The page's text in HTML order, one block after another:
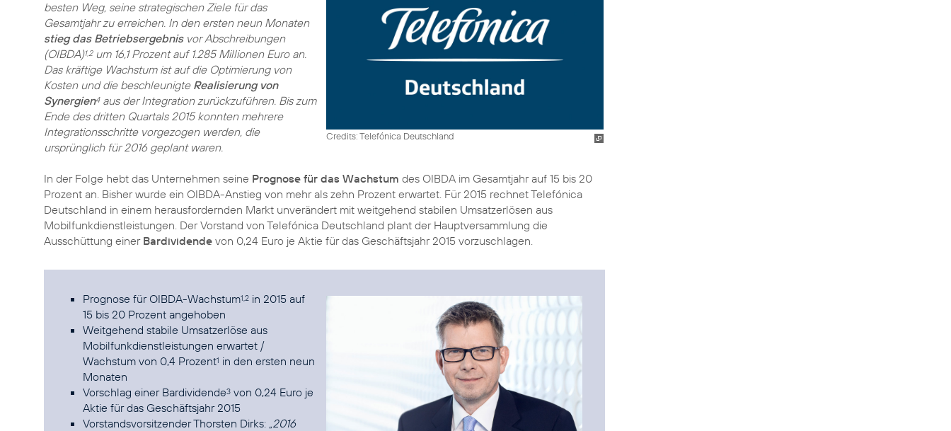
Credits: Telefónica Deutschland
besten Weg, seine strategischen Ziele für das
Gesamtjahr zu erreichen. In den ersten neun Monaten
stieg das Betriebsergebnisvor Abschreibungen
(OIBDA)1,2um 16,1 Prozent auf 1.285 Millionen Euro an.
Das kräftige Wachstum ist auf die Optimierung von
Kosten und die beschleunigte Realisierung von
Synergien4aus der Integration zurückzuführen. Bis zum
Ende des dritten Quartals 2015 konnten mehrere
Integrationsschritte vorgezogen werden, die
ursprünglich für 2016 geplant waren.
In der Folge hebt das Unternehmen seine Prognose für das Wachstum des OIBDA im Gesamtjahr auf 15 bis 20
Prozent an. Bisher wurde ein OIBDA-Anstieg von mehr als zehn Prozent erwartet. Für 2015 rechnet Telefónica
Deutschland in einem herausfordernden Markt unverändert mit weitgehend stabilen Umsatzerlösen aus
Mobilfunkdienstleistungen. Der Vorstand von Telefónica Deutschland plant der Hauptversammlung die
Ausschüttung einer Bardividende von 0,24 Euro je Aktie für das Geschäftsjahr 2015 vorzuschlagen.
Prognose für OIBDA-Wachstum1,2 in 2015 auf
15 bis 20 Prozent angehoben
Weitgehend stabile Umsatzerlöse aus
Mobilfunkdienstleistungen erwartet /
Wachstum von 0,4 Prozent1 in den ersten neun
Monaten
Vorschlag einer Bardividende3 von 0,24 Euro je
Aktie für das Geschäftsjahr 2015
Vorstandsvorsitzender Thorsten Dirks: „2016